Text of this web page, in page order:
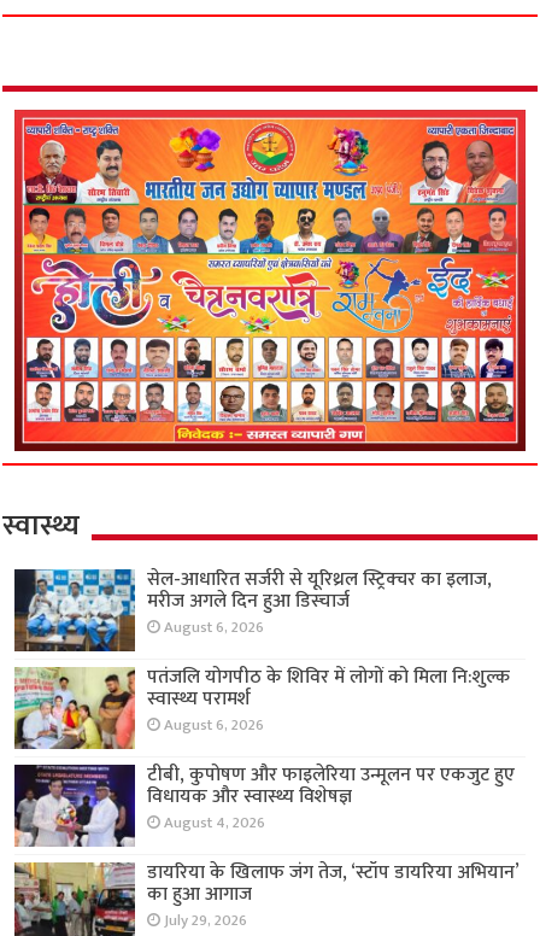
स्वास्थ्य
सेल-आधारित सर्जरी से यूरिथ्रल स्ट्रिक्चर का इलाज,
मरीज अगले दिन हुआ डिस्चार्ज
August 6, 2026
पतंजलि योगपीठ के शिविर में लोगों को मिला नि:शुल्क
स्वास्थ्य परामर्श
August 6, 2026
टीबी, कुपोषण और फाइलेरिया उन्मूलन पर एकजुट हुए
विधायक और स्वास्थ्य विशेषज्ञ
August 4, 2026
डायरिया के खिलाफ जंग तेज, ‘स्टॉप डायरिया अभियान’
का हुआ आगाज
July 29, 2026